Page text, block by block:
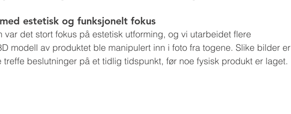
estetisk og funksjonelt fokus
var det stort fokus på estetisk utforming, og vi utarbeidet flere
modell av produktet ble manipulert inn i foto fra togene. Slike bilder er
treffe beslutninger på et tidlig tidspunkt, før noe fysisk produkt er laget.